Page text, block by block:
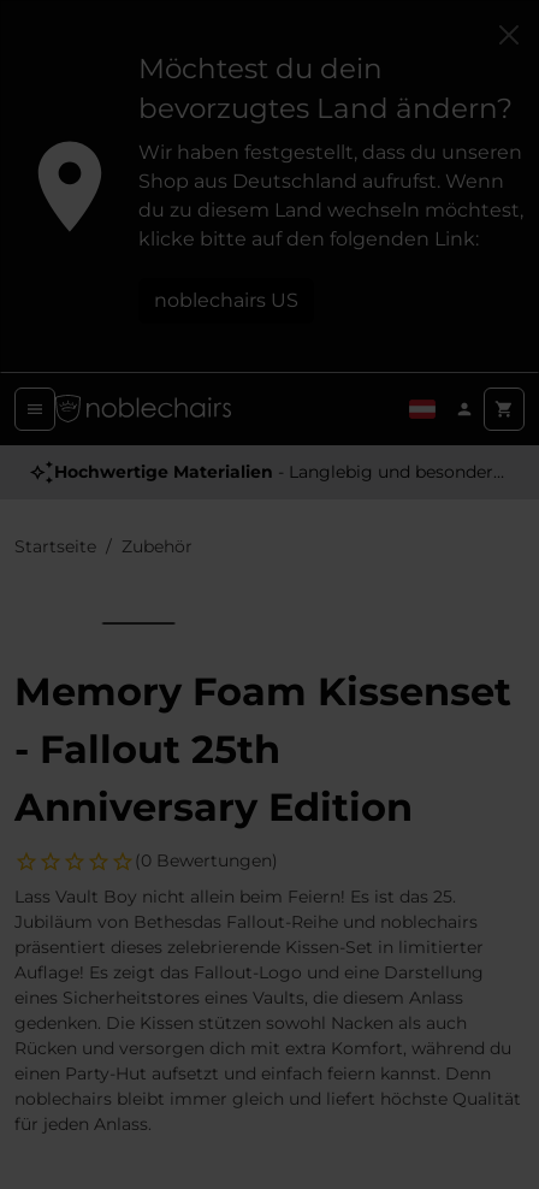
Möchtest du dein
bevorzugtes Land ändern?
Wir haben festgestellt, dass du unseren
Shop aus Deutschland aufrufst. Wenn
du zu diesem Land wechseln möchtest,
klicke bitte auf den folgenden Link:
noblechairs US
Hochwertige Materialien - Langlebig und besonders Angenehm
Startseite Zubehör
Memory Foam Kissenset
- Fallout 25th
Anniversary Edition
(0 Bewertungen)
Lass Vault Boy nicht allein beim Feiern! Es ist das 25.
Jubiläum von Bethesdas Fallout-Reihe und noblechairs
präsentiert dieses zelebrierende Kissen-Set in limitierter
Auflage! Es zeigt das Fallout-Logo und eine Darstellung
eines Sicherheitstores eines Vaults, die diesem Anlass
gedenken. Die Kissen stützen sowohl Nacken als auch
Rücken und versorgen dich mit extra Komfort, während du
einen Party-Hut aufsetzt und einfach feiern kannst. Denn
noblechairs bleibt immer gleich und liefert höchste Qualität
für jeden Anlass.